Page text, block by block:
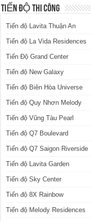
TIẾN ĐỘ THI CÔNG
Tiến độ Lavita Thuận An
Tiến độ La Vida Residences
Tiến Độ Grand Center
Tiến độ New Galaxy
Tiến độ Biên Hòa Universe
Tiến độ Quy Nhơn Melody
Tiến độ Vũng Tàu Pearl
Tiến độ Q7 Boulevard
Tiến độ Q7 Saigon Riverside
Tiến độ Lavita Garden
Tiến độ Sky Center
Tiến độ 8X Rainbow
Tiến độ Melody Residences